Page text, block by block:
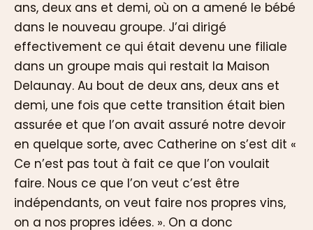
ans, deux ans et demi, où on a amené le bébé
dans le nouveau groupe. J’ai dirigé
effectivement ce qui était devenu une filiale
dans un groupe mais qui restait la Maison
Delaunay. Au bout de deux ans, deux ans et
demi, une fois que cette transition était bien
assurée et que l’on avait assuré notre devoir
en quelque sorte, avec Catherine on s’est dit «
Ce n’est pas tout à fait ce que l’on voulait
faire. Nous ce que l’on veut c’est être
indépendants, on veut faire nos propres vins,
on a nos propres idées. ». On a donc